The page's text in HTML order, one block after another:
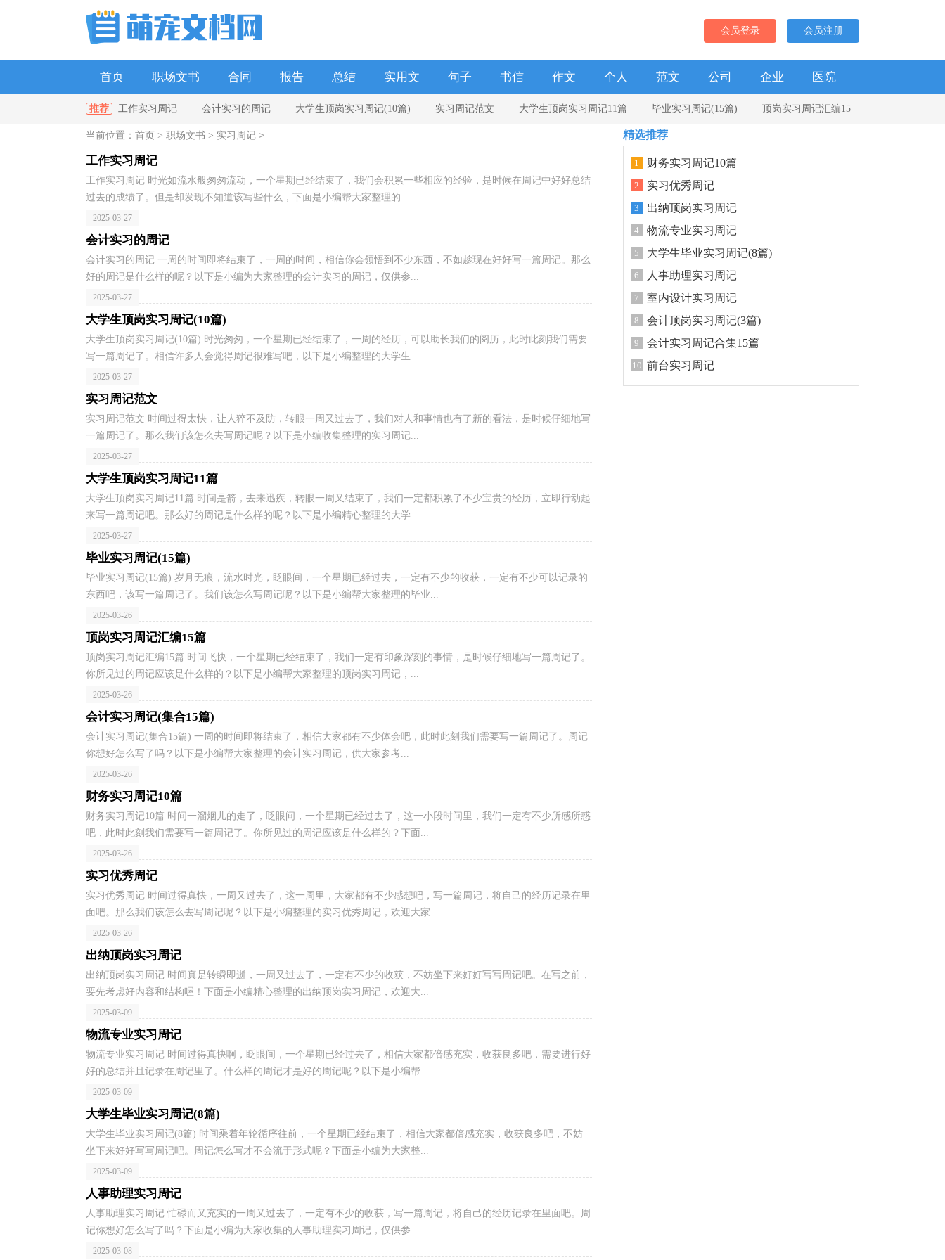
会员登录 会员注册
首页 职场文书 合同 报告 总结 实用文 句子 书信 作文 个人 范文 公司 企业 医院
单位 政府 教师 幼儿园 学校
推荐 工作实习周记 会计实习的周记 大学生顶岗实习周记(10篇) 实习周记范文 大学生顶岗实习周记11篇 毕业实习周记(15篇) 顶岗实习周记汇编15
篇 会计实习周记(集合15篇)
当前位置： 首页 > 职场文书 > 实习周记 >
工作实习周记
工作实习周记 时光如流水般匆匆流动，一个星期已经结束了，我们会积累一些相应的经验，是时候在周记中好好总结
过去的成绩了。但是却发现不知道该写些什么，下面是小编帮大家整理的...
2025-03-27
会计实习的周记
会计实习的周记 一周的时间即将结束了，一周的时间，相信你会领悟到不少东西，不如趁现在好好写一篇周记。那么
好的周记是什么样的呢？以下是小编为大家整理的会计实习的周记，仅供参...
2025-03-27
大学生顶岗实习周记(10篇)
大学生顶岗实习周记(10篇) 时光匆匆，一个星期已经结束了，一周的经历，可以助长我们的阅历，此时此刻我们需要
写一篇周记了。相信许多人会觉得周记很难写吧，以下是小编整理的大学生...
2025-03-27
实习周记范文
实习周记范文 时间过得太快，让人猝不及防，转眼一周又过去了，我们对人和事情也有了新的看法，是时候仔细地写
一篇周记了。那么我们该怎么去写周记呢？以下是小编收集整理的实习周记...
2025-03-27
大学生顶岗实习周记11篇
大学生顶岗实习周记11篇 时间是箭，去来迅疾，转眼一周又结束了，我们一定都积累了不少宝贵的经历，立即行动起
来写一篇周记吧。那么好的周记是什么样的呢？以下是小编精心整理的大学...
2025-03-27
毕业实习周记(15篇)
毕业实习周记(15篇) 岁月无痕，流水时光，眨眼间，一个星期已经过去，一定有不少的收获，一定有不少可以记录的
东西吧，该写一篇周记了。我们该怎么写周记呢？以下是小编帮大家整理的毕业...
2025-03-26
顶岗实习周记汇编15篇
顶岗实习周记汇编15篇 时间飞快，一个星期已经结束了，我们一定有印象深刻的事情，是时候仔细地写一篇周记了。
你所见过的周记应该是什么样的？以下是小编帮大家整理的顶岗实习周记，...
2025-03-26
会计实习周记(集合15篇)
会计实习周记(集合15篇) 一周的时间即将结束了，相信大家都有不少体会吧，此时此刻我们需要写一篇周记了。周记
你想好怎么写了吗？以下是小编帮大家整理的会计实习周记，供大家参考...
2025-03-26
财务实习周记10篇
财务实习周记10篇 时间一溜烟儿的走了，眨眼间，一个星期已经过去了，这一小段时间里，我们一定有不少所感所惑
吧，此时此刻我们需要写一篇周记了。你所见过的周记应该是什么样的？下面...
2025-03-26
实习优秀周记
实习优秀周记 时间过得真快，一周又过去了，这一周里，大家都有不少感想吧，写一篇周记，将自己的经历记录在里
面吧。那么我们该怎么去写周记呢？以下是小编整理的实习优秀周记，欢迎大家...
2025-03-26
出纳顶岗实习周记
出纳顶岗实习周记 时间真是转瞬即逝，一周又过去了，一定有不少的收获，不妨坐下来好好写写周记吧。在写之前，
要先考虑好内容和结构喔！下面是小编精心整理的出纳顶岗实习周记，欢迎大...
2025-03-09
物流专业实习周记
物流专业实习周记 时间过得真快啊，眨眼间，一个星期已经过去了，相信大家都倍感充实，收获良多吧，需要进行好
好的总结并且记录在周记里了。什么样的周记才是好的周记呢？以下是小编帮...
2025-03-09
大学生毕业实习周记(8篇)
大学生毕业实习周记(8篇) 时间乘着年轮循序往前，一个星期已经结束了，相信大家都倍感充实，收获良多吧，不妨
坐下来好好写写周记吧。周记怎么写才不会流于形式呢？下面是小编为大家整...
2025-03-09
人事助理实习周记
人事助理实习周记 忙碌而又充实的一周又过去了，一定有不少的收获，写一篇周记，将自己的经历记录在里面吧。周
记你想好怎么写了吗？下面是小编为大家收集的人事助理实习周记，仅供参...
2025-03-08
精选推荐
1 财务实习周记10篇
2 实习优秀周记
3 出纳顶岗实习周记
4 物流专业实习周记
5 大学生毕业实习周记(8篇)
6 人事助理实习周记
7 室内设计实习周记
8 会计顶岗实习周记(3篇)
9 会计实习周记合集15篇
10 前台实习周记